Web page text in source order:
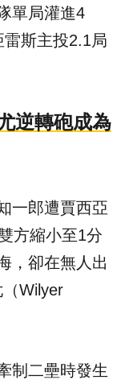
單局灌進4
斯主投2.1局
逆轉砲成為
一郎遭賈西亞
方縮小至1分
，卻在無人出
Wilyer
制二壘時發生